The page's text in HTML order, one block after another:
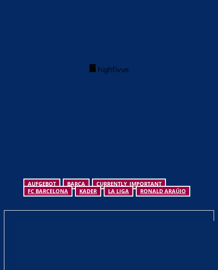
AUFGEBOT BARCA
CURRENTLY_IMPORTANT
FC BARCELONA
KADER LA LIGA RONALD ARAÚJO